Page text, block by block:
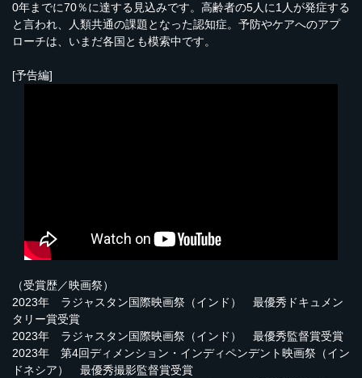
0年までに70％に達する見込みです。高齢者の5人に1人が発症する
と言われ、人類共通の課題となった認知症。予防やケアへのアプ
ローチは、いまだ各国とも模索中です。
[予告編]
（受賞歴／映画祭）
2023年 ラジャスタン国際映画祭（インド） 最優秀ドキュメン
タリー賞受賞
2023年 ラジャスタン国際映画祭（インド） 最優秀監督賞受賞
2023年 第4回ディメンション・インディペンデント映画祭（イン
ドネシア） 最優秀撮影監督賞受賞